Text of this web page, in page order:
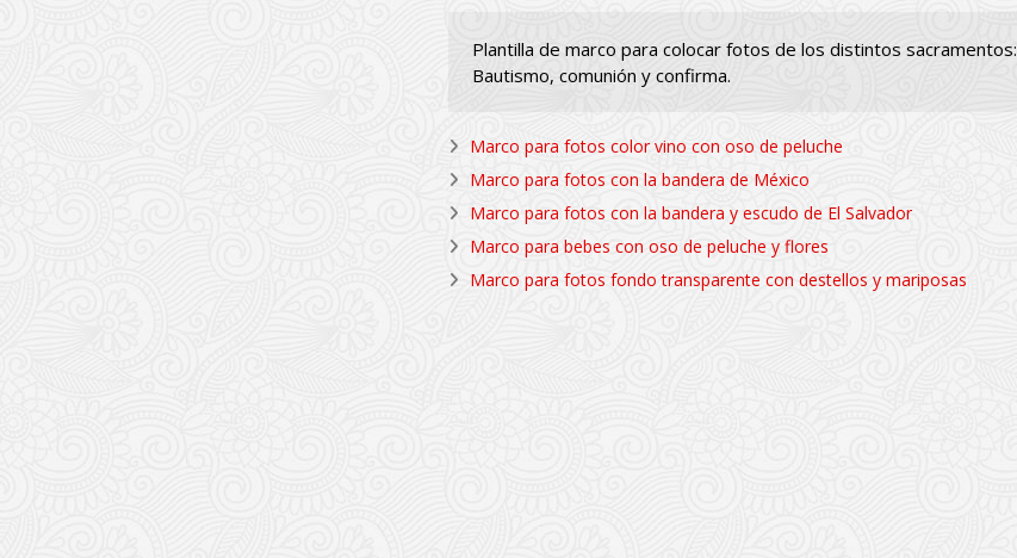
Plantilla de marco para colocar fotos de los distintos sacramentos:
Bautismo, comunión y confirma.
Marco para fotos color vino con oso de peluche
Marco para fotos con la bandera de México
Marco para fotos con la bandera y escudo de El Salvador
Marco para bebes con oso de peluche y flores
Marco para fotos fondo transparente con destellos y mariposas